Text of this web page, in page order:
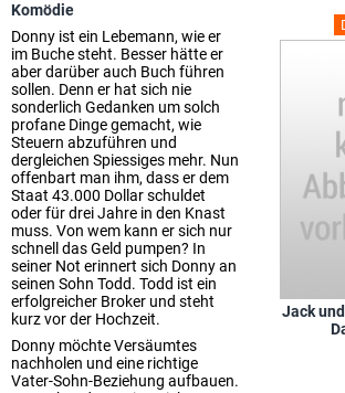
Jack
Komödie
Donny ist ein Lebemann, wie er
im Buche steht. Besser hätte er
aber darüber auch Buch führen
sollen. Denn er hat sich nie
sonderlich Gedanken um solch
profane Dinge gemacht, wie
Steuern abzuführen und
dergleichen Spiessiges mehr. Nun
offenbart man ihm, dass er dem
Staat 43.000 Dollar schuldet
oder für drei Jahre in den Knast
muss. Von wem kann er sich nur
schnell das Geld pumpen? In
seiner Not erinnert sich Donny an
seinen Sohn Todd. Todd ist ein
erfolgreicher Broker und steht
kurz vor der Hochzeit.
Donny möchte Versäumtes
nachholen und eine richtige
Vater-Sohn-Beziehung aufbauen.